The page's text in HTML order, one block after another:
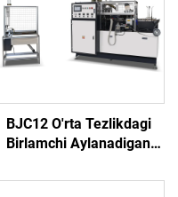
BJC12 O'rta Tezlikdagi
Birlamchi Aylanadigan
Mashinasi